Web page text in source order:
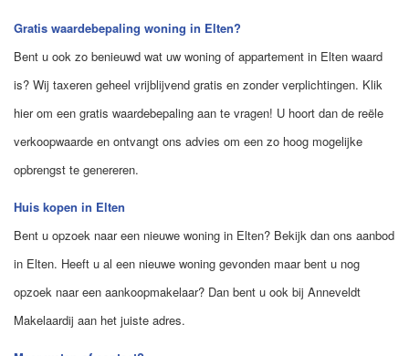
Gratis waardebepaling woning in Elten?
Bent u ook zo benieuwd wat uw woning of appartement in Elten waard
is? Wij taxeren geheel vrijblijvend gratis en zonder verplichtingen. Klik
hier om een gratis waardebepaling aan te vragen! U hoort dan de reële
verkoopwaarde en ontvangt ons advies om een zo hoog mogelijke
opbrengst te genereren.
Huis kopen in Elten
Bent u opzoek naar een nieuwe woning in Elten? Bekijk dan ons aanbod
in Elten. Heeft u al een nieuwe woning gevonden maar bent u nog
opzoek naar een aankoopmakelaar? Dan bent u ook bij Anneveldt
Makelaardij aan het juiste adres.